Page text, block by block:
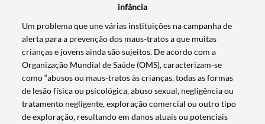
infância
Um problema que une várias instituições na campanha de
alerta para a prevenção dos maus-tratos a que muitas
crianças e jovens ainda são sujeitos. De acordo com a
Organização Mundial de Saúde (OMS), caracterizam-se
como “abusos ou maus-tratos às crianças, todas as formas
de lesão física ou psicológica, abuso sexual, negligência ou
tratamento negligente, exploração comercial ou outro tipo
de exploração, resultando em danos atuais ou potenciais